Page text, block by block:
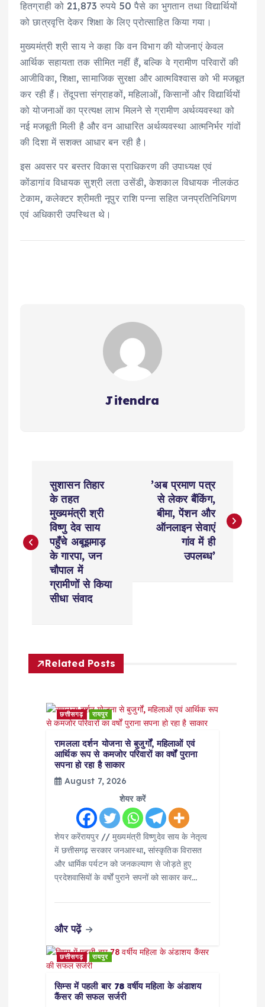
हितग्राही को 21,873 रुपये 50 पैसे का भुगतान तथा विद्यार्थियों
को छात्रवृत्ति देकर शिक्षा के लिए प्रोत्साहित किया गया।
मुख्यमंत्री श्री साय ने कहा कि वन विभाग की योजनाएं केवल
आर्थिक सहायता तक सीमित नहीं हैं, बल्कि वे ग्रामीण परिवारों की
आजीविका, शिक्षा, सामाजिक सुरक्षा और आत्मविश्वास को भी मजबूत
कर रही हैं। तेंदूपत्ता संग्राहकों, महिलाओं, किसानों और विद्यार्थियों
को योजनाओं का प्रत्यक्ष लाभ मिलने से ग्रामीण अर्थव्यवस्था को
नई मजबूती मिली है और वन आधारित अर्थव्यवस्था आत्मनिर्भर गांवों
की दिशा में सशक्त आधार बन रही है।
इस अवसर पर बस्तर विकास प्राधिकरण की उपाध्यक्ष एवं
कोंडागांव विधायक सुश्री लता उसेंडी, केशकाल विधायक नीलकंठ
टेकाम, कलेक्टर श्रीमती नूपुर राशि पन्ना सहित जनप्रतिनिधिगण
एवं अधिकारी उपस्थित थे।
Jitendra
s
v
सुशासन तिहार
के तहत
मुख्यमंत्री श्री
विष्णु देव साय
पहुँचे अबूझमाड़
के गारपा, जन
चौपाल में
ग्रामीणों से किया
सीधा संवाद
’अब प्रमाण पत्र
से लेकर बैंकिंग,
बीमा, पेंशन और
ऑनलाइन सेवाएं
गांव में ही
उपलब्ध’
Related Posts
छत्तीसगढ़ रायपुर
रामलला दर्शन योजना से बुजुर्गों, महिलाओं एवं
आर्थिक रूप से कमजोर परिवारों का वर्षों पुराना
सपना हो रहा है साकार
August 7, 2026
शेयर करें
शेयर करेंरायपुर // मुख्यमंत्री विष्णुदेव साय के नेतृत्व
में छत्तीसगढ़ सरकार जनआस्था, सांस्कृतिक विरासत
और धार्मिक पर्यटन को जनकल्याण से जोड़ते हुए
प्रदेशवासियों के वर्षों पुराने सपनों को साकार कर…
और पढ़ें
छत्तीसगढ़ रायपुर
सिम्स में पहली बार 78 वर्षीय महिला के अंडाशय
कैंसर की सफल सर्जरी